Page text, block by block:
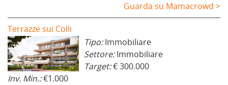
Guarda su Mamacrowd >
Terrazze sui Colli
Tipo:Immobiliare
Settore:Immobiliare
Target:€ 300.000
Inv. Min.:€1.000